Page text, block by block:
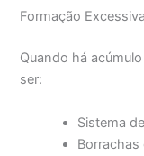
Formação
Quando há
ser:
Sistema